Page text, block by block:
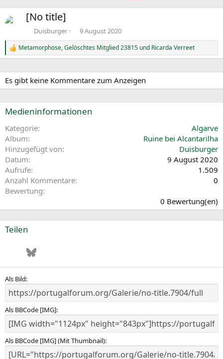
r
i
g
t
[No title]
Duisburger 9 August 2020
R
e
k
t
i
e
:
Metamorphose,Gelöschtes Mitglied 23815 und Ricarda Verreet
Es gibt keine Kommentare zum Anzeigen
Medieninformationen
Kategorie
Algarve
Album
Ruine bei Alcantarilha
Hinzugefügt von
Duisburger
Datum
9 August 2020
Aufrufe
1.509
Anzahl Kommentare
0
Bewertung
0
(
0 Bewertung(en)
Teilen
FacebookBluesky
Als Bild
Als BBCode [IMG]
Als BBCode [IMG] (Mit Thumbnail)